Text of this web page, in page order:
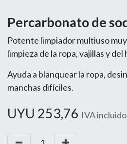
Percarbonato de
Potente limpiador multiuso
limpieza de la ropa, vajillas y del
Ayuda a blanquear la ropa,
manchas difíciles.
UYU 253,76 IVA incluido